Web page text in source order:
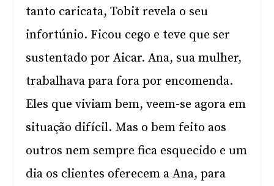
tanto caricata, Tobit revela o seu
infortúnio. Ficou cego e teve que ser
sustentado por Aicar. Ana, sua mulher,
trabalhava para fora por encomenda.
Eles que viviam bem, veem-se agora em
situação difícil. Mas o bem feito aos
outros nem sempre fica esquecido e um
dia os clientes oferecem a Ana, para